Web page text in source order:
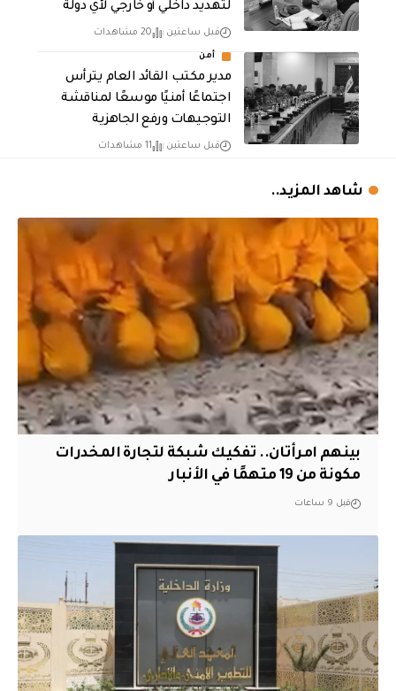
لتهديد داخلي أو خارجي لأي دولة
قبل ساعتين 20 مشاهدات
أمن
مدير مكتب القائد العام يترأس
اجتماعًا أمنيًا موسعًا لمناقشة
التوجيهات ورفع الجاهزية
قبل ساعتين 11 مشاهدات
شاهد المزيد..
بينهم امرأتان.. تفكيك شبكة لتجارة المخدرات
مكونة من 19 متهمًا في الأنبار
قبل 9 ساعات